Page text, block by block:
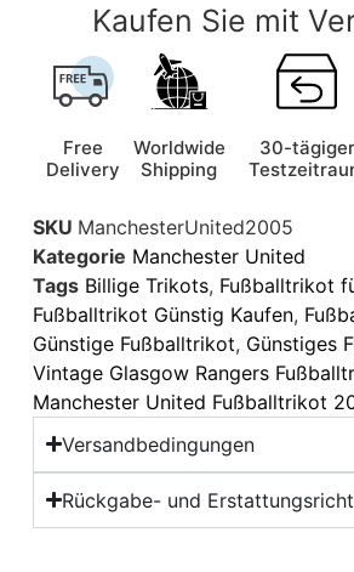
Kaufen Sie mit
Free
Delivery
Worldwide
Shipping
30-tägiger
SKU ManchesterUnited2005
Kategorie Manchester United
Tags Billige Trikots, Fußballtrikot
Fußballtrikot Günstig Kaufen,
Günstige Fußballtrikot, Günstiges
Vintage Glasgow Rangers
Manchester United Fußballtrikot
Versandbedingungen
Rückgabe- und